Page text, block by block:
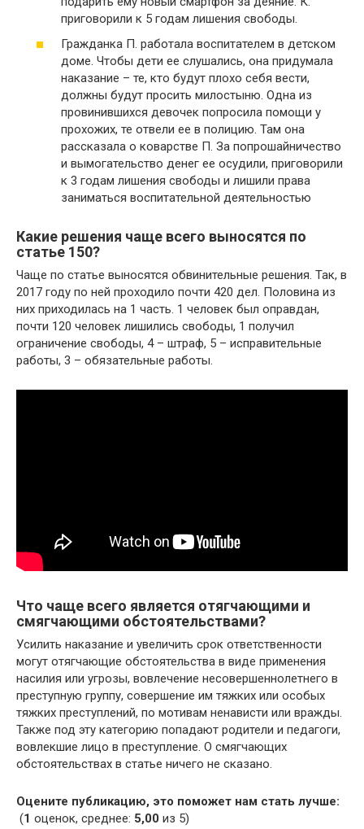
приговорили к 5 годам лишения свободы.
Гражданка П. работала воспитателем в детском
доме. Чтобы дети ее слушались, она придумала
наказание – те, кто будут плохо себя вести,
должны будут просить милостыню. Одна из
провинившихся девочек попросила помощи у
прохожих, те отвели ее в полицию. Там она
рассказала о коварстве П. За попрошайничество
и вымогательство денег ее осудили, приговорили
к 3 годам лишения свободы и лишили права
заниматься воспитательной деятельностью
Какие решения чаще всего выносятся по
статье 150?
Чаще по статье выносятся обвинительные решения. Так, в
2017 году по ней проходило почти 420 дел. Половина из
них приходилась на 1 часть. 1 человек был оправдан,
почти 120 человек лишились свободы, 1 получил
ограничение свободы, 4 – штраф, 5 – исправительные
работы, 3 – обязательные работы.
Что чаще всего является отягчающими и
смягчающими обстоятельствами?
Усилить наказание и увеличить срок ответственности
могут отягчающие обстоятельства в виде применения
насилия или угрозы, вовлечение несовершеннолетнего в
преступную группу, совершение им тяжких или особых
тяжких преступлений, по мотивам ненависти или вражды.
Также под эту категорию попадают родители и педагоги,
вовлекшие лицо в преступление. О смягчающих
обстоятельствах в статье ничего не сказано.
Оцените публикацию, это поможет нам стать лучше:
(1 оценок, среднее: 5,00 из 5)